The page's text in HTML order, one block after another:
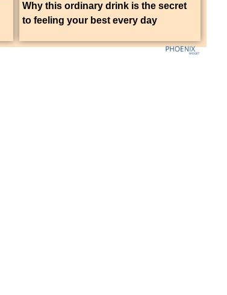
Why this ordinary drink is the secret
to feeling your best every day